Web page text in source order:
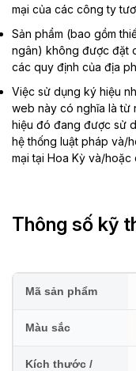
mại của các công ty
Sản phẩm (bao gồm
ngân) không được đặt
các quy định của địa
Việc sử dụng ký hiệu
web này có nghĩa là từ
hiệu đó đang được sử
hệ thống luật pháp và/
mại tại Hoa Kỳ và/
Thông số kỹ
Mã sản phẩm
Màu sắc
Kích thước /